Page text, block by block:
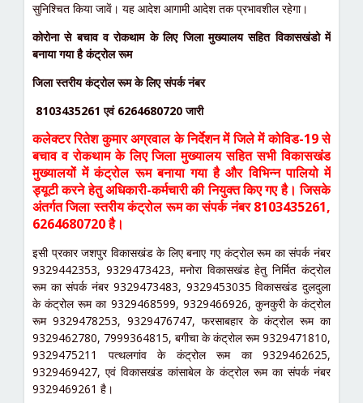
सुनिश्चित किया जावें। यह आदेश आगामी आदेश तक प्रभावशील रहेगा।
कोरोना से बचाव व रोकथाम के लिए जिला मुख्यालय सहित विकासखंडो में
बनाया गया है कंट्रोल रूम
जिला स्तरीय कंट्रोल रूम के लिए संपर्क नंबर
8103435261 एवं 6264680720 जारी
कलेक्टर रितेश कुमार अग्रवाल के निर्देशन में जिले में कोविड-19 से
बचाव व रोकथाम के लिए जिला मुख्यालय सहित सभी विकासखंड
मुख्यालयों में कंट्रोल रूम बनाया गया है और विभिन्न पालियो में
ड्यूटी करने हेतु अधिकारी-कर्मचारी की नियुक्त किए गए है। जिसके
अंतर्गत जिला स्तरीय कंट्रोल रूम का संपर्क नंबर 8103435261,
6264680720 है।
इसी प्रकार जशपुर विकासखंड के लिए बनाए गए कंट्रोल रूम का संपर्क नंबर
9329442353, 9329473423, मनोरा विकासखंड हेतु निर्मित कंट्रोल
रूम का संपर्क नंबर 9329473483, 9329453035 विकासखंड दुलदुला
के कंट्रोल रूम का 9329468599, 9329466926, कुनकुरी के कंट्रोल
रूम 9329478253, 9329476747, फरसाबहार के कंट्रोल रूम का
9329462780, 7999364815, बगीचा के कंट्रोल रूम 9329471810,
9329475211 पत्थलगांव के कंट्रोल रूम का 9329462625,
9329469427, एवं विकासखंड कांसाबेल के कंट्रोल रूम का संपर्क नंबर
9329469261 है।